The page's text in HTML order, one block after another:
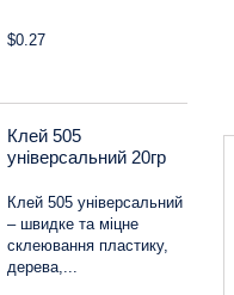
$0.27
Клей 505
універсальний 20гр
Клей 505 універсальний
– швидке та міцне
склеювання пластику,
дерева,...